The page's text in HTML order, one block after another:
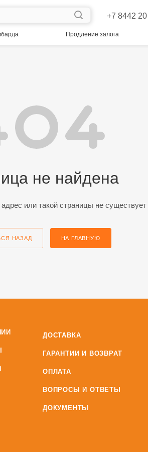
+7 8442
Продление залога
не найдена
или такой страницы не существует
НАЗАД НА ГЛАВНУЮ
ДОСТАВКА
ГАРАНТИИ И ВОЗВРАТ
ОПЛАТА
ВОПРОСЫ И ОТВЕТЫ
ДОКУМЕНТЫ